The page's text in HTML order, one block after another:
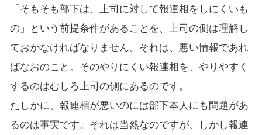
「そもそも部下は、上司に対して報連相をしにくいも
の」という前提条件があることを、上司の側は理解し
ておかなければなりません。それは、悪い情報であれ
ばなおのこと。そのやりにくい報連相を、やりやすく
するのはむしろ上司の側にあるのです。
たしかに、報連相が悪いのには部下本人にも問題があ
るのは事実です。それは当然なのですが、しかし報連